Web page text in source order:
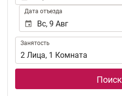
Дата отъезда
Занятость
Занятость
2 Лица, 1 Комната
Поиск